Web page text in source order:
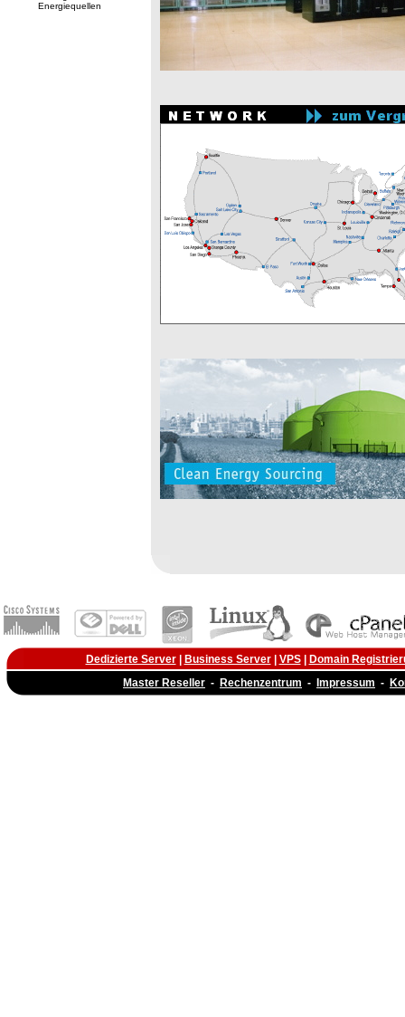
Energiequellen
Dedizierte Server| Business Server| VPS|
Domain
Master Reseller - Rechenzentrum - Impressum -